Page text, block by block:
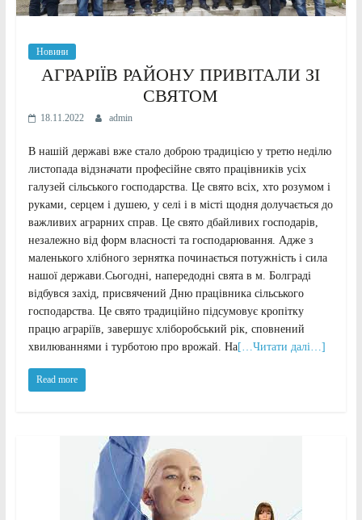
Новини
АГРАРІЇВ РАЙОНУ ПРИВІТАЛИ ЗІ
СВЯТОМ
18.11.2022 admin
В нашій державі вже стало доброю традицією у третю неділю
листопада відзначати професійне свято працівників усіх
галузей сільського господарства. Це свято всіх, хто розумом і
руками, серцем і душею, у селі і в місті щодня долучається до
важливих аграрних справ. Це свято дбайливих господарів,
незалежно від форм власності та господарювання. Адже з
маленького хлібного зернятка починається потужність і сила
нашої держави.Сьогодні, напередодні свята в м. Болграді
відбувся захід, присвячений Дню працівника сільського
господарства. Це свято традиційно підсумовує кропітку
працю аграріїв, завершує хліборобський рік, сповнений
хвилюваннями і турботою про врожай. На[…Читати далі…]
Read more